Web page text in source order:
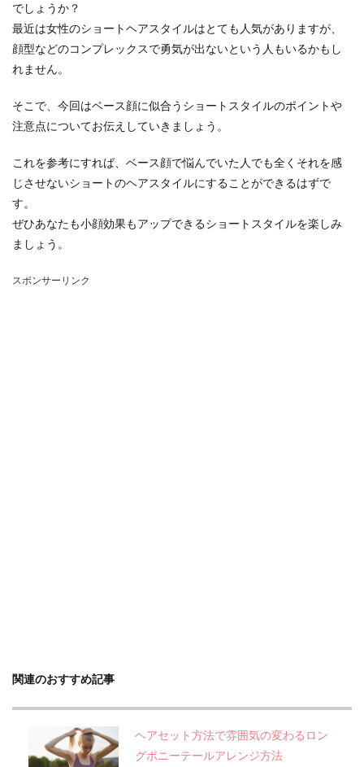
でしょうか？
最近は女性のショートヘアスタイルはとても人気がありますが、
顔型などのコンプレックスで勇気が出ないという人もいるかもし
れません。
そこで、今回はベース顔に似合うショートスタイルのポイントや
注意点についてお伝えしていきましょう。
これを参考にすれば、ベース顔で悩んでいた人でも全くそれを感
じさせないショートのヘアスタイルにすることができるはずで
す。
ぜひあなたも小顔効果もアップできるショートスタイルを楽しみ
ましょう。
スポンサーリンク
関連のおすすめ記事
ヘアセット方法で雰囲気の変わるロン
グポニーテールアレンジ方法